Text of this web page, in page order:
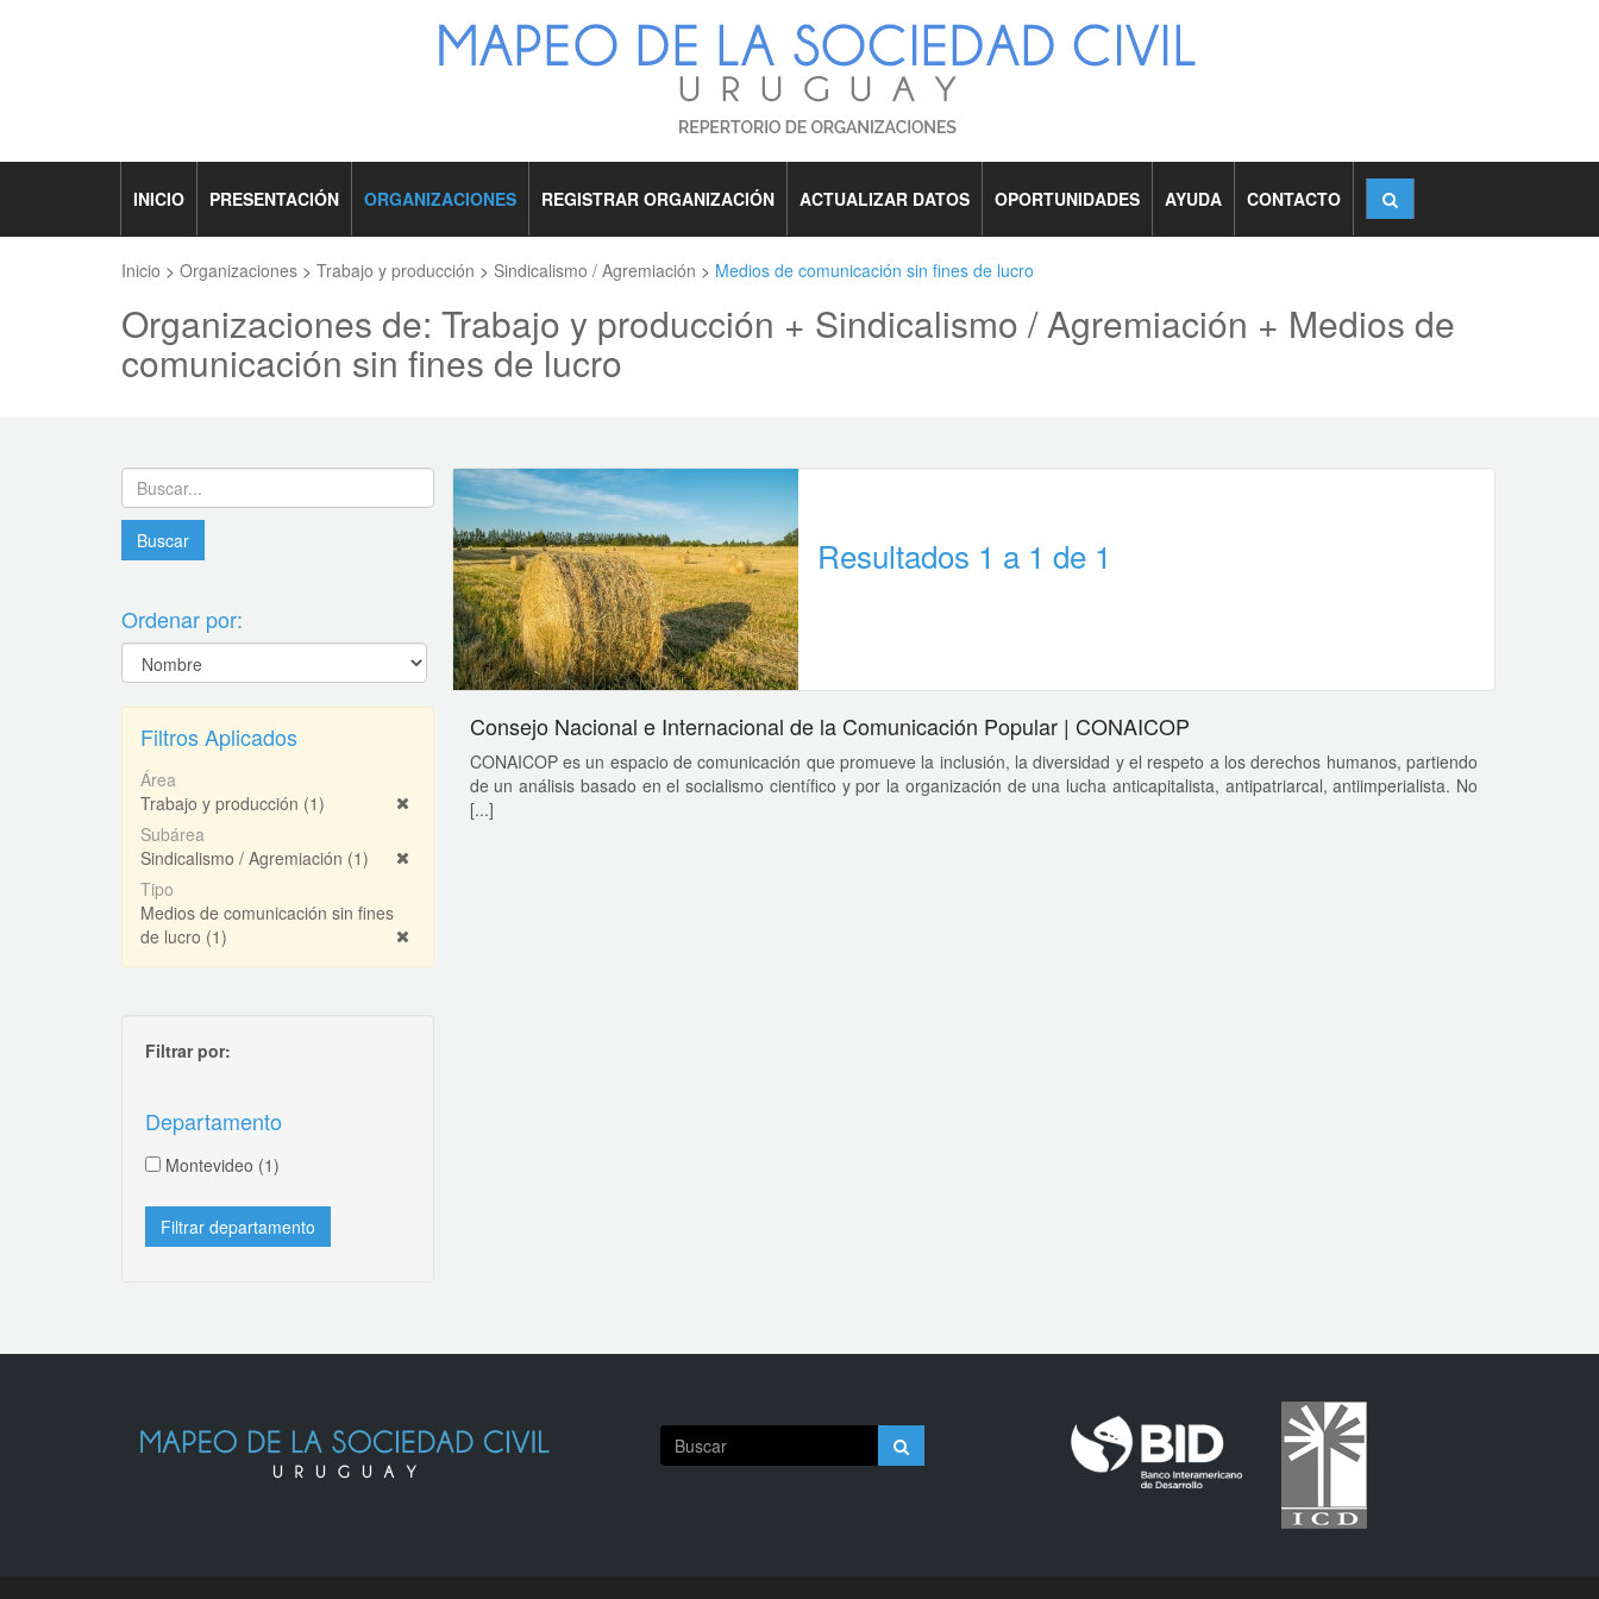
INICIO PRESENTACIÓN ORGANIZACIONES REGISTRAR ORGANIZACIÓN ACTUALIZAR DATOS OPORTUNIDADES AYUDA CONTACTO
Inicio > Organizaciones > Trabajo y producción > Sindicalismo / Agremiación > Medios de comunicación sin fines de lucro
Organizaciones de: Trabajo y producción + Sindicalismo / Agremiación + Medios de
comunicación sin fines de lucro
Ordenar por:
Filtros Aplicados
Área
Trabajo y producción (1)
Subárea
Sindicalismo / Agremiación (1)
Tipo
Medios de comunicación sin fines
de lucro (1)
Filtrar por:
Departamento
Montevideo (1)
Resultados 1 a 1 de 1
Consejo Nacional e Internacional de la Comunicación Popular | CONAICOP
CONAICOP es un espacio de comunicación que promueve la inclusión, la diversidad y el respeto a los derechos humanos, partiendo
de un análisis basado en el socialismo científico y por la organización de una lucha anticapitalista, antipatriarcal, antiimperialista. No
[...]